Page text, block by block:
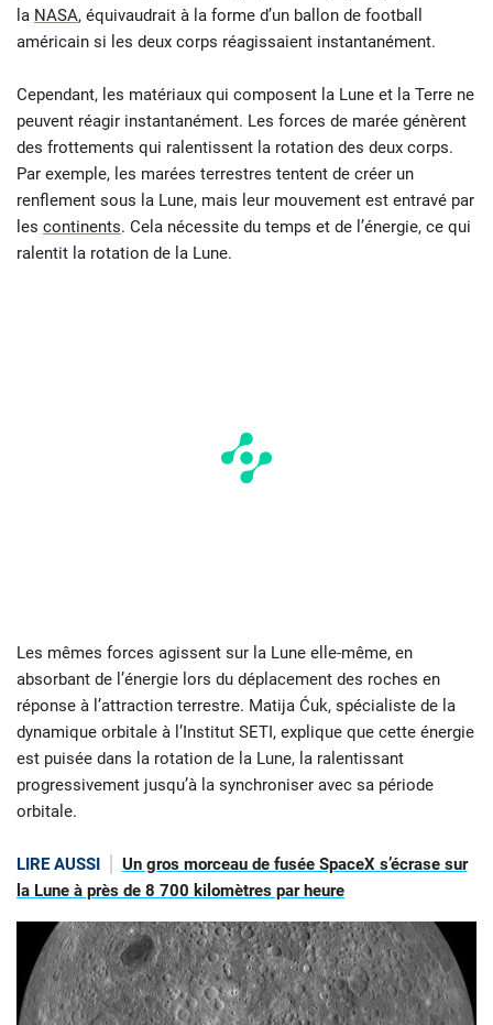
la NASA, équivaudrait à la forme d’un ballon de football
américain si les deux corps réagissaient instantanément.
Cependant, les matériaux qui composent la Lune et la Terre ne
peuvent réagir instantanément. Les forces de marée génèrent
des frottements qui ralentissent la rotation des deux corps.
Par exemple, les marées terrestres tentent de créer un
renflement sous la Lune, mais leur mouvement est entravé par
les continents. Cela nécessite du temps et de l’énergie, ce qui
ralentit la rotation de la Lune.
Les mêmes forces agissent sur la Lune elle-même, en
absorbant de l’énergie lors du déplacement des roches en
réponse à l’attraction terrestre. Matija Ćuk, spécialiste de la
dynamique orbitale à l’Institut SETI, explique que cette énergie
est puisée dans la rotation de la Lune, la ralentissant
progressivement jusqu’à la synchroniser avec sa période
orbitale.
LIRE AUSSI
Un gros morceau de fusée SpaceX s’écrase sur
la Lune à près de 8 700 kilomètres par heure